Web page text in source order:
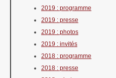
2019 : programme
2019 : presse
2019 : photos
2019 : invités
2018 : programme
2018 : presse